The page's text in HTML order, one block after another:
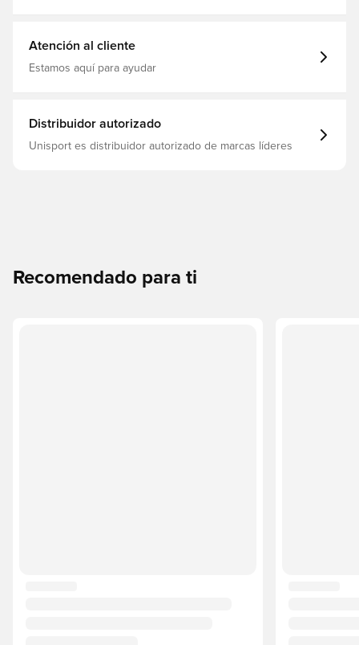
Atención al cliente
Estamos aquí para ayudar
Distribuidor autorizado
Unisport es distribuidor autorizado de marcas líderes
Recomendado para ti